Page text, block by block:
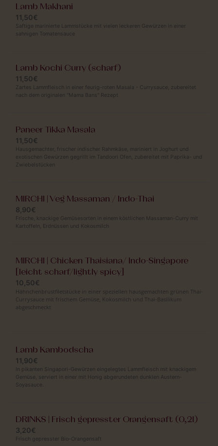
Lamb Makhani
11,50€
Saftige marinierte Lammstücke mit vielen leckeren Gewürzen in einer
sahnigen Tomatensauce
Lamb Kochi Curry (scharf)
11,50€
Zartes Lammfleisch in einer feurig-roten Masala - Currysauce, zubereitet
nach dem originalen "Mama Bans" Rezept
Paneer Tikka Masala
11,50€
Hausgemachter, frischer indischer Rahmkäse, mariniert in Joghurt und
exotischen Gewürzen gegrillt im Tandoori Ofen, zubereitet mit Paprika- und
Zwiebelstücken
MIRCHI | Veg Massaman / Indo-Thai
8,90€
Frische, knackige Gemüsesorten in einem köstlichen Massaman-Curry mit
Kartoffeln, Erdnüssen und Kokosmilch
MIRCHI | Chicken Thaisiana/ Indo-Singapore
[leicht scharf/lightly spicy]
10,50€
Hähnchenbrustfiletstücke in einer speziellen hausgemachten grünen Thai-
Currysauce mit frischem Gemüse, Kokosmilch und Thai-Basilikum
abgeschmeckt
Lamb Kambodscha
11,90€
In pikanten Singapori-Gewürzen eingelegtes Lammfleisch mit knackigem
Gemüse, serviert in einer mit Honig abgerundeten dunklen Austern-
Soyasauce.
DRINKS | Frisch gepresster Orangensaft (0,2l)
3,20€
Frisch gepresster Bio-Orangensaft